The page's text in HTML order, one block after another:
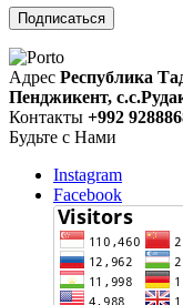
Адрес Республика
Пенджикент,
Контакты +992
Будьте с Нами
Instagram
Facebook